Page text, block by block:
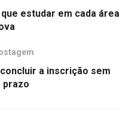
estudar em cada área
a inscrição sem
prazo